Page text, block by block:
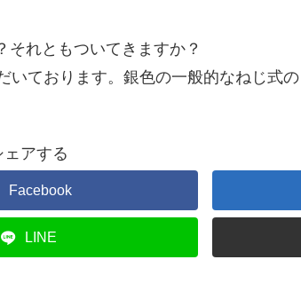
れともついてきますか？
ております。銀色の一般的なねじ式の
ェアする
Facebook
LINE